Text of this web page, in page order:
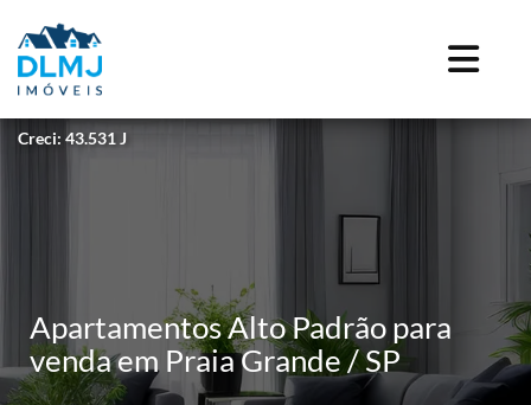
Creci: 43.531 J
Apartamentos Alto Padrão para
venda em Praia Grande / SP